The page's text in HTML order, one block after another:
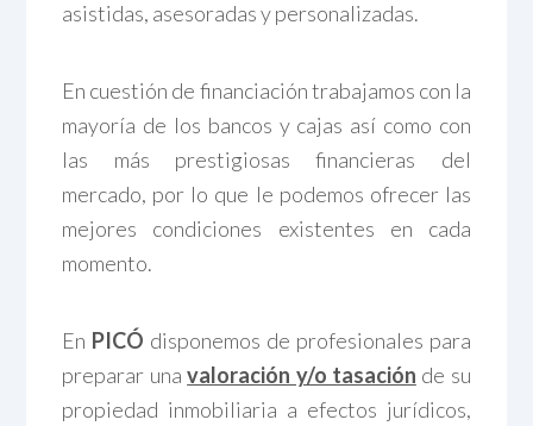
asistidas, asesoradas y personalizadas.
En cuestión de financiación trabajamos con la
mayoría de los bancos y cajas así como con
las más prestigiosas financieras del
mercado, por lo que le podemos ofrecer las
mejores condiciones existentes en cada
momento.
En PICÓ disponemos de profesionales para
preparar unavaloración y/o tasación de su
propiedad inmobiliaria a efectos jurídicos,